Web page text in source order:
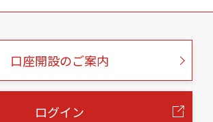
口座開設のご案内
ログイン